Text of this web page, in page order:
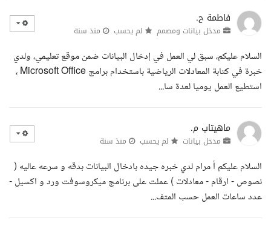
فاطمة ح.
مدخل بيانات ومصمم لم يحسب منذ سنة
السلام عليكم، سبق لي العمل في إدخال البيانات ضمن موقع تعليمي، ولدي
خبرة في كتابة المعادلات الرياضية باستخدام برامج Microsoft Office ،
استطيع العمل يوميا لعدة سا...
ماهيتاب م.
مدخل بيانات لم يحسب منذ سنة
السلام عليكم أ مرام لدي خبره جيده بادخال البيانات بدقه و سرعه عاليه (
نصوص - ارقام - معادلات ) عملت على برنامج ميكروسوفت ورد و اكسيل -
عدد ساعات العمل حسب المتف...